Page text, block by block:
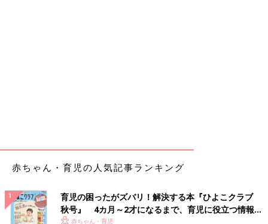
赤ちゃん・育児の人気記事ランキング
育児の困ったがズバリ！解決する本『ひよこクラブ
秋号』 4カ月～2才になるまで、育児に役立つ情報が
赤ちゃん・育児